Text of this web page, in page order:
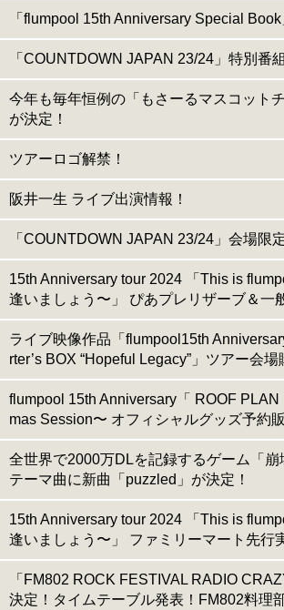
「flumpool 15th Anniversary Special Book
「COUNTDOWN JAPAN 23/24」特別番
今年も毎年恒例の「もさーるマスコット
が決定！
ツアーロゴ解禁！
阪井一生 ライブ出演情報！
「COUNTDOWN JAPAN 23/24」会場限
15th Anniversary tour 2024 「This is
逢いましょう〜」 ぴあプレリザーブ＆一
ライブ映像作品「flumpool15th
rter’s BOX “Hopeful Legacy”」ツアー会場
flumpool 15th Anniversary「 ROOF
mas Session〜 オフィシャルグッズ予約
全世界で2000万DLを記録するゲーム「崩
テーマ曲に新曲「puzzled」が決定！
15th Anniversary tour 2024 「This is
逢いましょう〜」 ファミリーマート先行
「FM802 ROCK FESTIVAL RADIO
決定！タイムテーブル発表！FM802料理